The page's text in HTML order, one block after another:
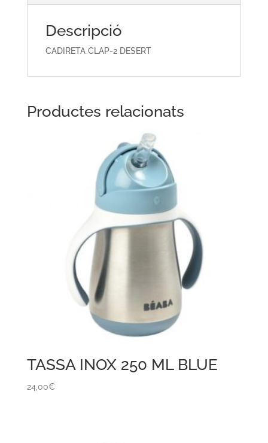
Descripció
CADIRETA CLAP-2 DESERT
Productes relacionats
TASSA INOX 250 ML BLUE
24,00€